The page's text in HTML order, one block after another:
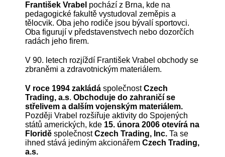
František Vrabel pochází z Brna, kde na
pedagogické fakultě vystudoval zeměpis a
tělocvik. Oba jeho rodiče jsou bývalí sportovci.
Oba figurují v představenstvech nebo dozorčích
radách jeho firem.
V 90. letech rozjíždí František Vrabel obchody se
zbraněmi a zdravotnickým materiálem.
V roce 1994 zakládá společnostCzech
Trading, a.s. Obchoduje do zahraničí se
střelivem a dalším vojenským materiálem.
Později Vrabel rozšiřuje aktivity do Spojených
států amerických, kde 15. února 2006 otevírá na
Floridě společnostCzech Trading, Inc. Ta se
ihned stává jediným akcionářem Czech Trading,
a.s.